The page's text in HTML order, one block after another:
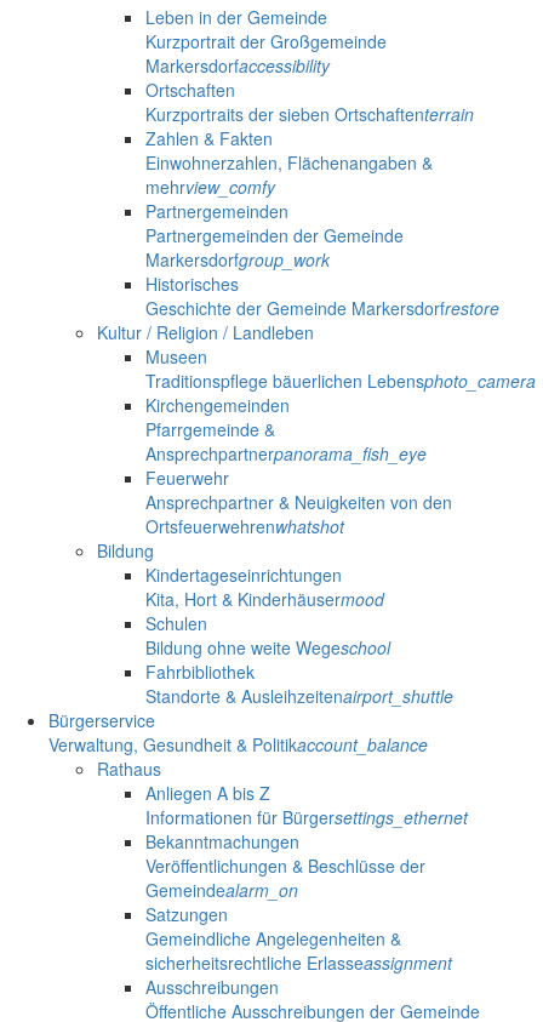
Leben in der Gemeinde
Kurzportrait der Großgemeinde
Markersdorfaccessibility
Ortschaften
Kurzportraits der sieben Ortschaftenterrain
Zahlen & Fakten
Einwohnerzahlen, Flächenangaben &
mehrview_comfy
Partnergemeinden
Partnergemeinden der Gemeinde
Markersdorfgroup_work
Historisches
Geschichte der Gemeinde Markersdorfrestore
Kultur / Religion / Landleben
Museen
Traditionspflege bäuerlichen Lebensphoto_camera
Kirchengemeinden
Pfarrgemeinde &
Ansprechpartnerpanorama_fish_eye
Feuerwehr
Ansprechpartner & Neuigkeiten von den
Ortsfeuerwehrenwhatshot
Bildung
Kindertageseinrichtungen
Kita, Hort & Kinderhäusermood
Schulen
Bildung ohne weite Wegeschool
Fahrbibliothek
Standorte & Ausleihzeitenairport_shuttle
Bürgerservice
Verwaltung, Gesundheit & Politikaccount_balance
Rathaus
Anliegen A bis Z
Informationen für Bürgersettings_ethernet
Bekanntmachungen
Veröffentlichungen & Beschlüsse der
Gemeindealarm_on
Satzungen
Gemeindliche Angelegenheiten &
sicherheitsrechtliche Erlasseassignment
Ausschreibungen
Öffentliche Ausschreibungen der Gemeinde